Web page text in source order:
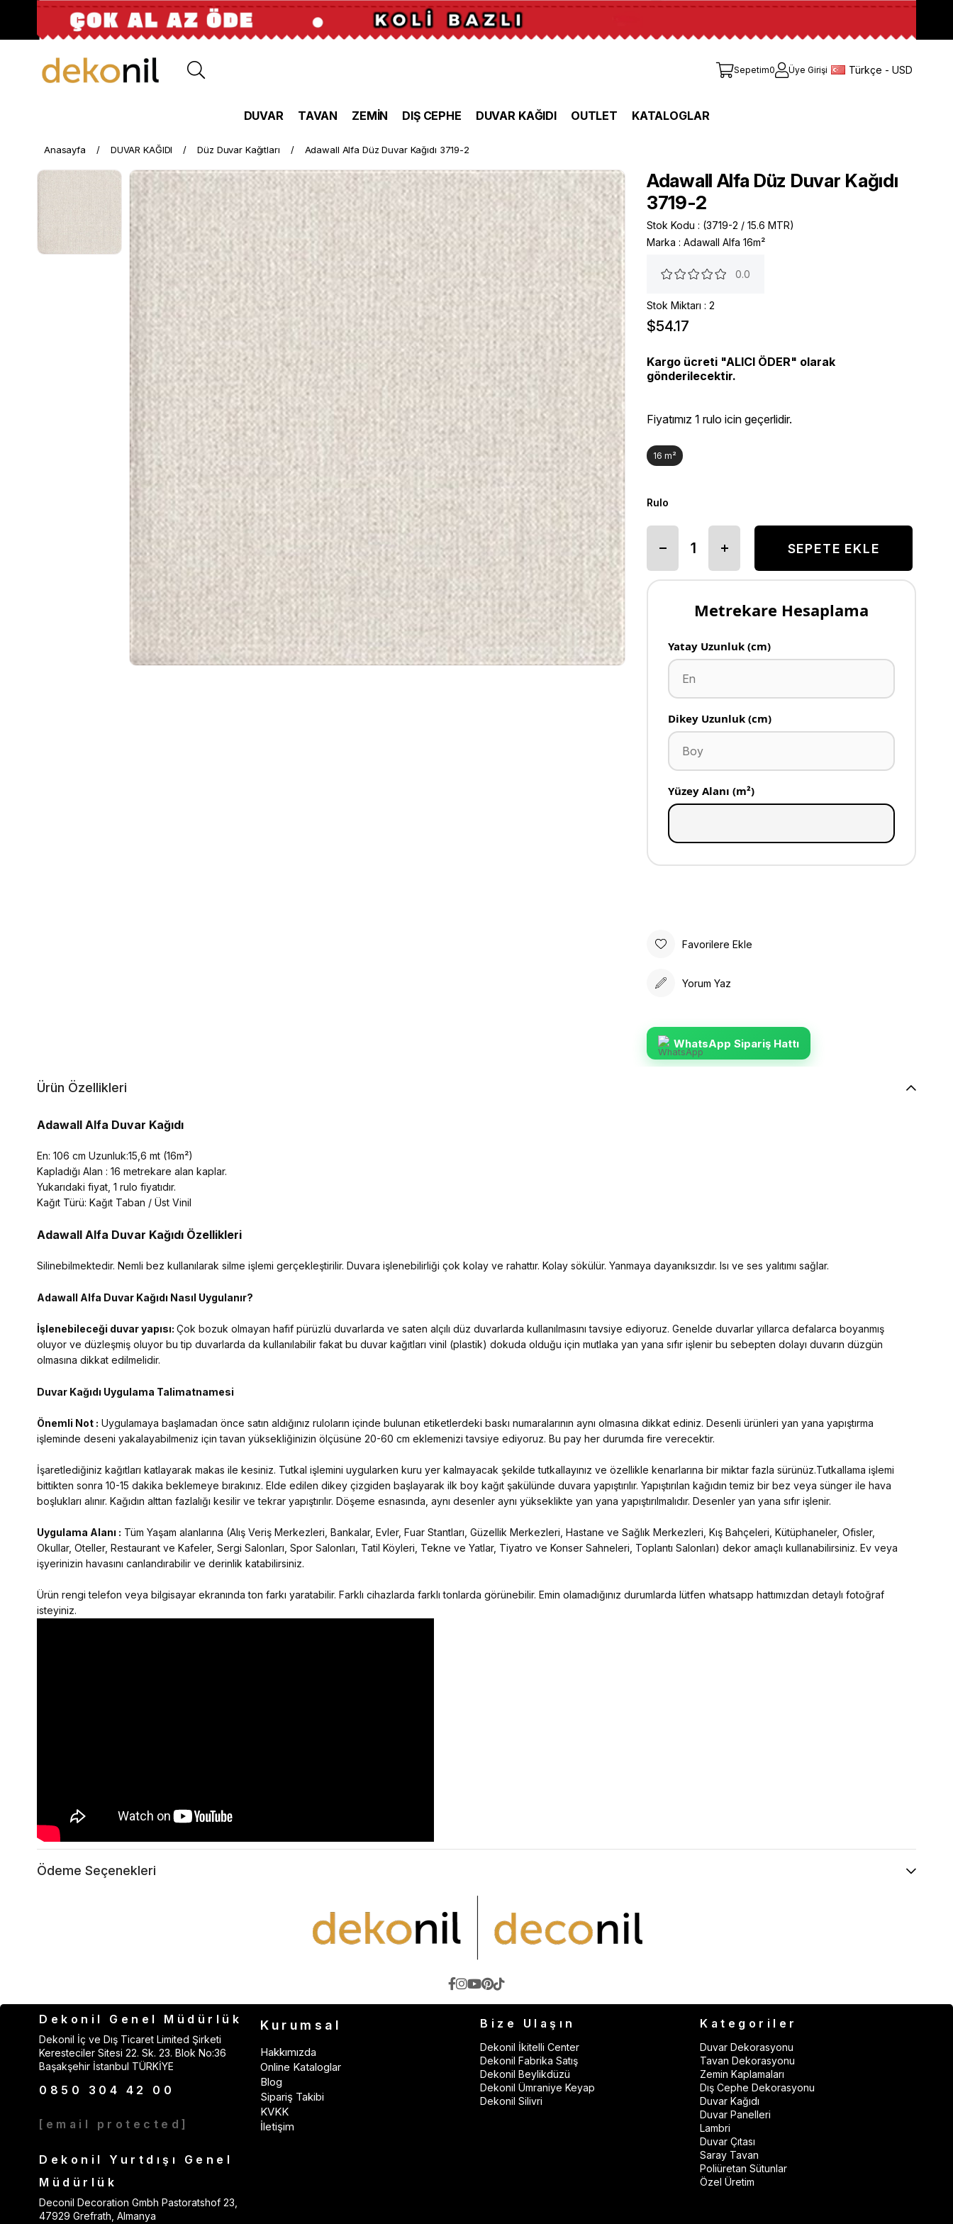
Sepetim0 Üye Girişi Türkçe - USD
DUVAR TAVAN ZEMİN DIŞ CEPHE DUVAR KAĞIDI OUTLET KATALOGLAR
Anasayfa DUVAR KAĞIDI Düz Duvar Kağıtları Adawall Alfa Düz Duvar Kağıdı 3719-2
Adawall Alfa Düz Duvar Kağıdı
3719-2
Stok Kodu
(3719-2 / 15.6 MTR)
Marka : Adawall Alfa 16m²
0.0
Stok Miktarı : 2
$54.17
Kargo ücreti "ALICI ÖDER" olarak
gönderilecektir.
Fiyatımız 1 rulo icin geçerlidir.
16 m²
Rulo
Metrekare Hesaplama
Yatay Uzunluk (cm)
Dikey Uzunluk (cm)
Yüzey Alanı (m²)
Favorilere Ekle
Yorum Yaz
WhatsApp Sipariş Hattı
Ürün Özellikleri
Adawall Alfa Duvar Kağıdı
En: 106 cm Uzunluk:15,6 mt (16m²)
Kapladığı Alan : 16 metrekare alan kaplar.
Yukarıdaki fiyat, 1 rulo fiyatıdır.
Kağıt Türü: Kağıt Taban / Üst Vinil
Adawall Alfa Duvar Kağıdı Özellikleri
Silinebilmektedir. Nemli bez kullanılarak silme işlemi gerçekleştirilir. Duvara işlenebilirliği çok kolay ve rahattır. Kolay sökülür. Yanmaya dayanıksızdır. Isı ve ses yalıtımı sağlar.
Adawall Alfa Duvar Kağıdı Nasıl Uygulanır?
İşlenebileceği duvar yapısı: Çok bozuk olmayan hafif pürüzlü duvarlarda ve saten alçılı düz duvarlarda kullanılmasını tavsiye ediyoruz. Genelde duvarlar yıllarca defalarca boyanmış
oluyor ve düzleşmiş oluyor bu tip duvarlarda da kullanılabilir fakat bu duvar kağıtları vinil (plastik) dokuda olduğu için mutlaka yan yana sıfır işlenir bu sebepten dolayı duvarın düzgün
olmasına dikkat edilmelidir.
Duvar Kağıdı Uygulama Talimatnamesi
Önemli Not : Uygulamaya başlamadan önce satın aldığınız ruloların içinde bulunan etiketlerdeki baskı numaralarının aynı olmasına dikkat ediniz. Desenli ürünleri yan yana yapıştırma
işleminde deseni yakalayabilmeniz için tavan yüksekliğinizin ölçüsüne 20-60 cm eklemenizi tavsiye ediyoruz. Bu pay her durumda fire verecektir.
İşaretlediğiniz kağıtları katlayarak makas ile kesiniz. Tutkal işlemini uygularken kuru yer kalmayacak şekilde tutkallayınız ve özellikle kenarlarına bir miktar fazla sürünüz.Tutkallama işlemi
bittikten sonra 10-15 dakika beklemeye bırakınız. Elde edilen dikey çizgiden başlayarak ilk boy kağıt şakülünde duvara yapıştırılır. Yapıştırılan kağıdın temiz bir bez veya sünger ile hava
boşlukları alınır. Kağıdın alttan fazlalığı kesilir ve tekrar yapıştırılır. Döşeme esnasında, aynı desenler aynı yükseklikte yan yana yapıştırılmalıdır. Desenler yan yana sıfır işlenir.
Uygulama Alanı : Tüm Yaşam alanlarına (Alış Veriş Merkezleri, Bankalar, Evler, Fuar Stantları, Güzellik Merkezleri, Hastane ve Sağlık Merkezleri, Kış Bahçeleri, Kütüphaneler, Ofisler,
Okullar, Oteller, Restaurant ve Kafeler, Sergi Salonları, Spor Salonları, Tatil Köyleri, Tekne ve Yatlar, Tiyatro ve Konser Sahneleri, Toplantı Salonları) dekor amaçlı kullanabilirsiniz. Ev veya
işyerinizin havasını canlandırabilir ve derinlik katabilirsiniz.
Ürün rengi telefon veya bilgisayar ekranında ton farkı yaratabilir. Farklı cihazlarda farklı tonlarda görünebilir. Emin olamadığınız durumlarda lütfen whatsapp hattımızdan detaylı fotoğraf
isteyiniz.
Ödeme Seçenekleri
Dekonil Genel Müdürlük
Dekonil İç ve Dış Ticaret Limited Şirketi
Keresteciler Sitesi 22. Sk. 23. Blok No:36
Başakşehir İstanbul TÜRKİYE
0850 304 42 00
[email protected]
Dekonil Yurtdışı Genel
Müdürlük
Deconil Decoration Gmbh Pastoratshof 23,
47929 Grefrath, Almanya
Kurumsal
Hakkımızda
Online Kataloglar
Blog
Sipariş Takibi
KVKK
İletişim
Bize Ulaşın
Dekonil İkitelli Center
Dekonil Fabrika Satış
Dekonil Beylikdüzü
Dekonil Ümraniye Keyap
Dekonil Silivri
Kategoriler
Duvar Dekorasyonu
Tavan Dekorasyonu
Zemin Kaplamaları
Dış Cephe Dekorasyonu
Duvar Kağıdı
Duvar Panelleri
Lambri
Duvar Çıtası
Saray Tavan
Poliüretan Sütunlar
Özel Üretim